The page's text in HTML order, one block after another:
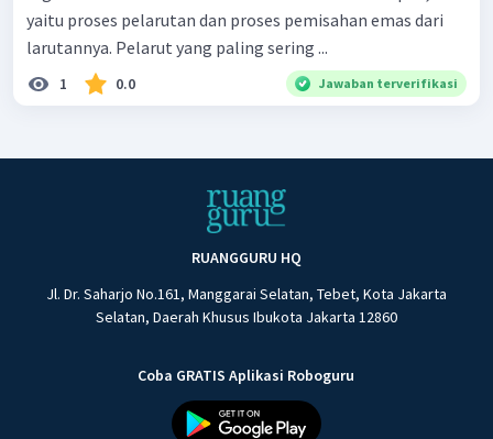
yaitu proses pelarutan dan proses pemisahan emas dari
larutannya. Pelarut yang paling sering ...
1 0.0 Jawaban terverifikasi
RUANGGURU HQ
Jl. Dr. Saharjo No.161, Manggarai Selatan, Tebet, Kota Jakarta
Selatan, Daerah Khusus Ibukota Jakarta 12860
Coba GRATIS Aplikasi Roboguru